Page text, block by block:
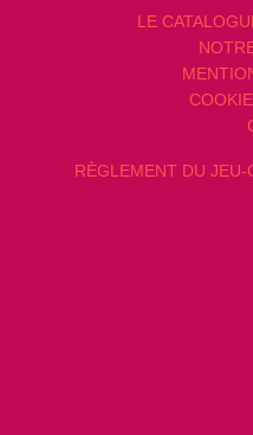
LE
RÈGLEMENT DU